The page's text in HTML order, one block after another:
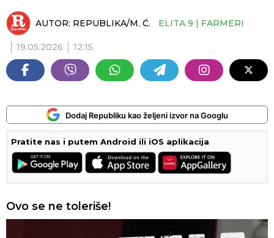
AUTOR: REPUBLIKA/M. Ć. ELITA 9 | FARMERI
19.05.2026 12:15
Dodaj Republiku kao željeni izvor na Googlu
Pratite nas i putem Android ili iOS aplikacija
Ovo se ne toleriše!